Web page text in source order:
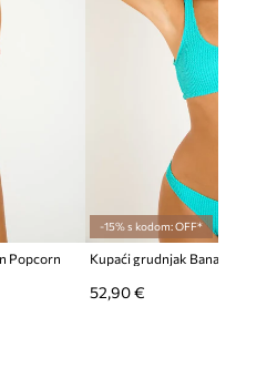
Popcorn
-15% s kodom: OFF*
Kupaći grudnjak Banana
52,90 €